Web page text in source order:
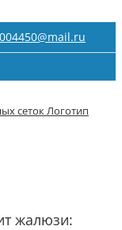
жалюзи: